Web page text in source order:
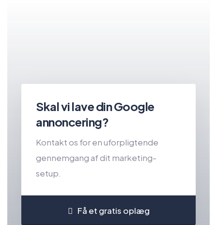
Skal vi lave din Google
annoncering?
Kontakt os for en uforpligtende
gennemgang af dit marketing-
setup.
Få et gratis oplæg